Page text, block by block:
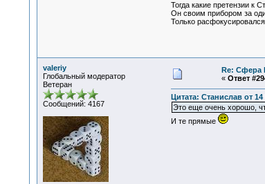
Тогда какие претензии к
Он своим прибором за
Только
valeriy
Глобальный модератор
Ветеран
Сообщений: 4167
Re: Сфера
« Ответ
Цитата: Станислав от
Это еще очень хорошо,
И те прямые